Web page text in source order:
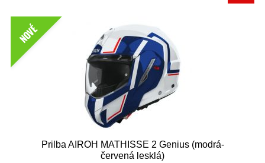
NOVÉ
Prilba AIROH MATHISSE 2 Genius (modrá-
červená lesklá)